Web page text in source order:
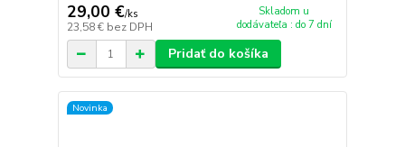
29,00 €/ks
23,58 € bez DPH
Skladom u
dodávateľa : do 7 dní
Pridať do košíka
Novinka